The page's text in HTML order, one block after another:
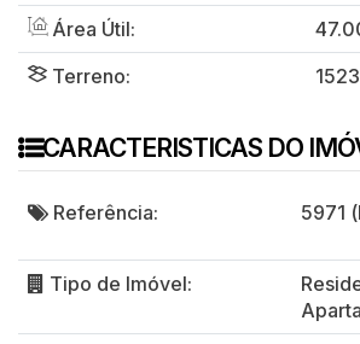
Área Útil:
47
Terreno:
1523
CARACTERISTICAS DO
Referência: 5971
Tipo de Imóvel: